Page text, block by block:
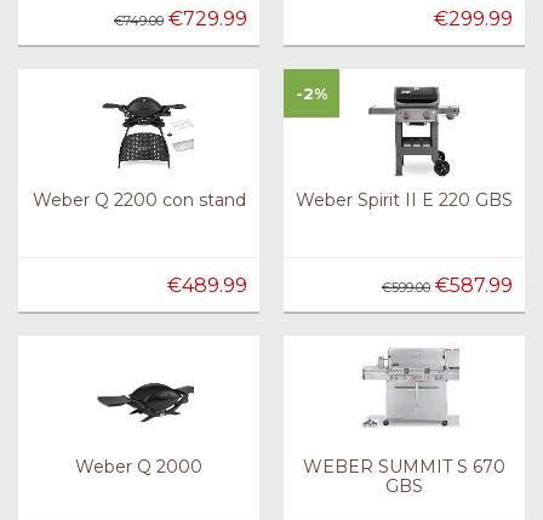
€749.00 €729.99 €299.99
Weber Q 2200 con stand
€489.99
Weber Spirit II E 220 GBS
€599.00 €587.99
-2%
Weber Q 2000
WEBER SUMMIT S 670
GBS